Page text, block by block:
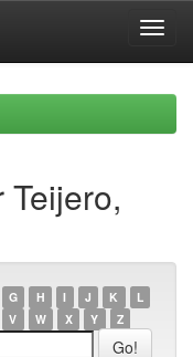
G H I J K
L
V W X Y Z